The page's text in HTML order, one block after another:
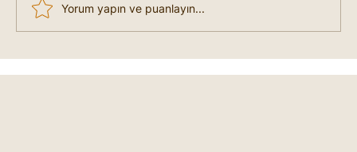
Yorum yapın ve puanlayın...